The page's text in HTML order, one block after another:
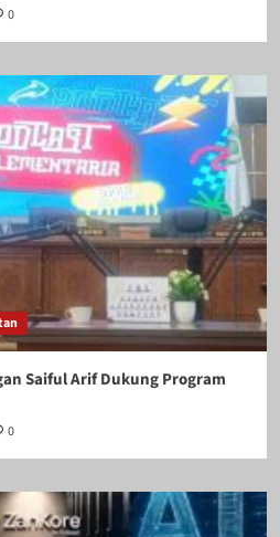
0
Saiful Arif Dukung Program
0